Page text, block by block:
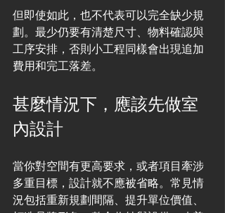
但即使如此，也不代表可以完全缺少規
劃。最少仍要有清楚尺寸、物料確認與
工序安排，否則小工程同樣會出現追加
費用和完工落差。
甚麼情況下，應該先做室
內設計
當你對空間有更高要求，或者項目牽涉
多重目標，設計就不應被省略。常見情
況包括重新規劃間隔、提升單位價值、